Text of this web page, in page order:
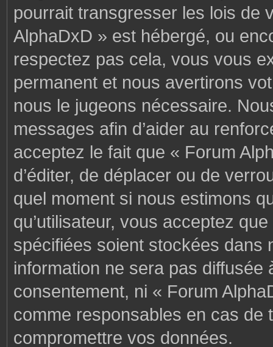
pourrait transgresser les lois de
AlphaDxD » est hébergé, ou
respectez pas cela, vous vous
permanent et nous avertirons
nous le jugeons nécessaire.
messages afin d’aider au
acceptez le fait que « Forum
d’éditer, de déplacer ou de
quel moment si nous estimons
qu’utilisateur, vous acceptez
spécifiées soient stockées dans
information ne sera pas
consentement, ni « Forum
comme responsables en cas de
compromettre vos données.